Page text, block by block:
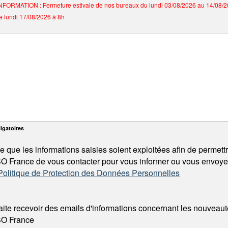
: Fermeture estivale de nos bureaux du lundi 03/08/2026 au 14/08/
lundi 17/08/2026 à 8h
que les informations saisies soient exploitées afin de
France de vous contacter pour vous informer ou vous
de Protection des Données Personnelles
recevoir des emails d'informations concernant les
France